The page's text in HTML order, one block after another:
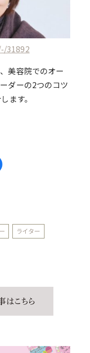
31892
美容院でのオー
ダーの2つのコツ
ます。
ライター